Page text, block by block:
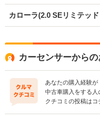
カローラ(2.0 SEリミテッ
カーセンサーから
あなたの購入経験が
中古車購入をする人
クチコミの投稿はコ